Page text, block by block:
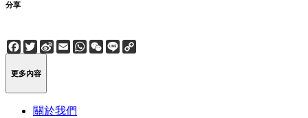
分享
Facebook
Twitter
Sina
Weibo
EmailWhatsApp
WeChat
Line
更多內容
關於我們